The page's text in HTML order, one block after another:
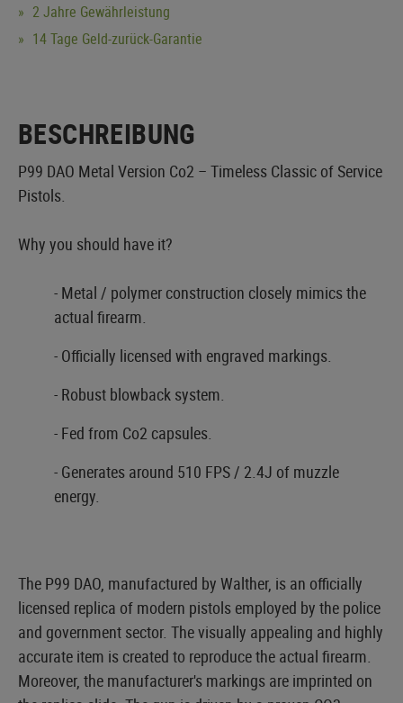
2 Jahre Gewährleistung
14 Tage Geld-zurück-Garantie
BESCHREIBUNG
P99 DAO Metal Version Co2 – Timeless Classic of Service
Pistols.
Why you should have it?
- Metal / polymer construction closely mimics the
actual firearm.
- Officially licensed with engraved markings.
- Robust blowback system.
- Fed from Co2 capsules.
- Generates around 510 FPS / 2.4J of muzzle
energy.
The P99 DAO, manufactured by Walther, is an officially
licensed replica of modern pistols employed by the police
and government sector. The visually appealing and highly
accurate item is created to reproduce the actual firearm.
Moreover, the manufacturer's markings are imprinted on